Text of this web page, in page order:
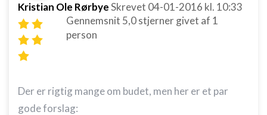
Kristian Ole RørbyeSkrevet 04-01-2016 kl. 10:33
Gennemsnit 5,0stjerner givet af 1
person
Der er rigtig mange om budet, men her er et par
gode forslag: